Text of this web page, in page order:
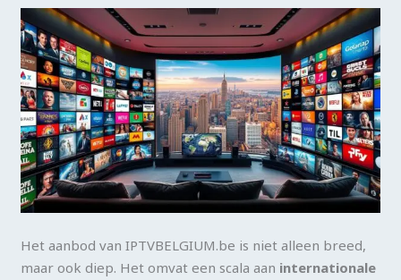
Het aanbod van IPTVBELGIUM.be is niet alleen breed,
maar ook diep. Het omvat een scala aan internationale